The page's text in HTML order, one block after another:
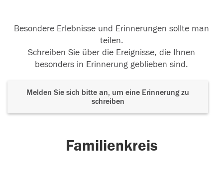
Besondere Erlebnisse und Erinnerungen sollte man
teilen.
Schreiben Sie über die Ereignisse, die Ihnen
besonders in Erinnerung geblieben sind.
Melden Sie sich bitte an, um eine Erinnerung zu
schreiben
Familienkreis